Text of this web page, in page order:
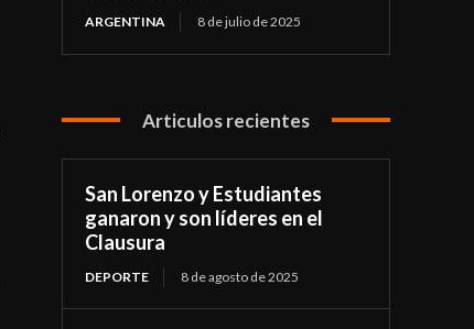
ARGENTINA 8 de julio de 2025
Articulos recientes
San Lorenzo y Estudiantes
ganaron y son líderes en el
Clausura
DEPORTE 8 de agosto de 2025